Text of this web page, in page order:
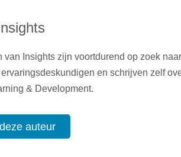
van Insights zijn voortdurend op zoek
en schrijven zelf
& Development.
auteur